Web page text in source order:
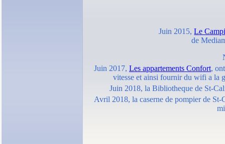
Juin 2015,Le
de
Juin 2017, Les appartements Confort,
vitesse et ainsi fournir du wifi a la
Juin 2018, la Bibliotheque de St-
Avril 2018, la caserne de pompier de